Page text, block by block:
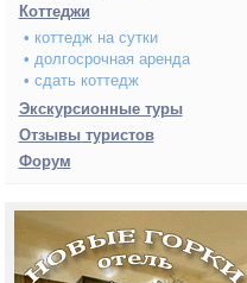
Коттеджи
• коттедж на сутки
• долгосрочная аренда
• сдать коттедж
Экскурсионные туры
Отзывы туристов
Форум